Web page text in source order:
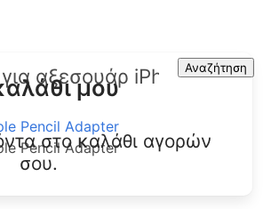
Αναζήτηση
μου
στο καλάθι αγορών
σου.
Pencil Adapter
Pencil Adapter